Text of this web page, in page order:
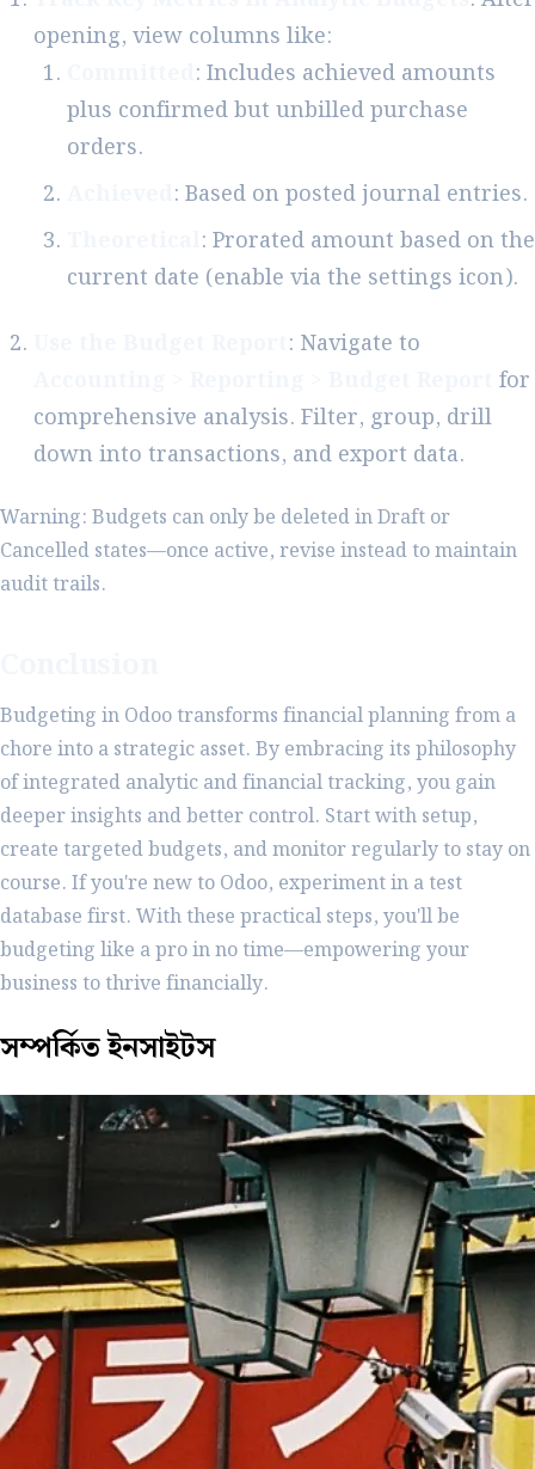
opening, view columns like:
: Includes achieved amounts
plus confirmed but unbilled purchase
orders.
: Based on posted journal entries.
: Prorated amount based on the
current date (enable via the settings icon).
: Navigate to
for
comprehensive analysis. Filter, group, drill
down into transactions, and export data.
Warning: Budgets can only be deleted in Draft or
Cancelled states—once active, revise instead to maintain
audit trails.
Budgeting in Odoo transforms financial planning from a
chore into a strategic asset. By embracing its philosophy
of integrated analytic and financial tracking, you gain
deeper insights and better control. Start with setup,
create targeted budgets, and monitor regularly to stay on
course. If you're new to Odoo, experiment in a test
database first. With these practical steps, you'll be
budgeting like a pro in no time—empowering your
business to thrive financially.
সম্পর্কিতইনসাইটস